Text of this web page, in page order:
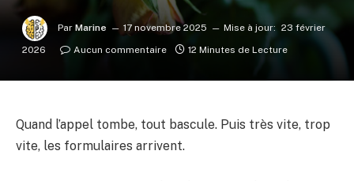
Par Marine 17 novembre 2025 Mise à jour: 23 février
2026
Aucun commentaire 12 Minutes de Lecture
Quand l’appel tombe, tout bascule. Puis très vite, trop
vite, les formulaires arrivent.